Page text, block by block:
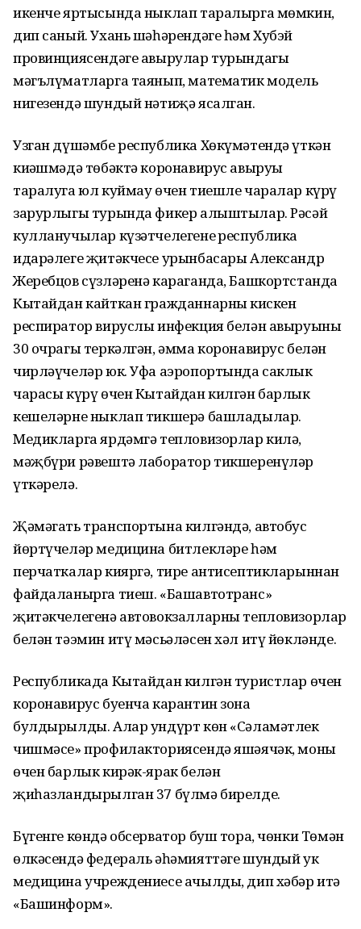
икенче яртысында ныклап таралырга мөмкин,
дип саный. Ухань шәһәрендәге һәм Хубэй
провинциясендәге авырулар турындагы
мәгълүматларга таянып, математик модель
нигезендә шундый нәтиҗә ясалган.
Узган дүшәмбе республика Хөкүмәтендә үткән
киңәшмәдә төбәктә коронавирус авыруы
таралуга юл куймау өчен тиешле чаралар күрү
зарурлыгы турында фикер алыштылар. Рәсәй
кулланучылар күзәтчелегенең республика
идарәлеге җитәкчесе урынбасары Александр
Жеребцов сүзләренә караганда, Башкортстанда
Кытайдан кайткан гражданнарның кискен
респиратор вируслы инфекция белән авыруының
30 очрагы теркәлгән, әмма коронавирус белән
чирләүчеләр юк. Уфа аэропортында саклык
чарасы күрү өчен Кытайдан килгән барлык
кешеләрне ныклап тикшерә башладылар.
Медикларга ярдәмгә тепловизорлар килә,
мәҗбүри рәвештә лаборатор тикшеренүләр
үткәрелә.
Җәмәгать транспортына килгәндә, автобус
йөртүчеләр медицина битлекләре һәм
перчаткалар кияргә, тире антисептикларыннан
файдаланырга тиеш. «Башавтотранс»
җитәкчелегенә автовокзалларны тепловизорлар
белән тәэмин итү мәсьәләсен хәл итү йөкләнде.
Республикада Кытайдан килгән туристлар өчен
коронавирус буенча карантин зона
булдырылды. Алар ундүрт көн «Сәламәтлек
чишмәсе» профилакториясендә яшәячәк, моның
өчен барлык кирәк-ярак белән
җиһазландырылган 37 бүлмә бирелде.
Бүгенге көндә обсерватор буш тора, чөнки Төмән
өлкәсендә федераль әһәмияттәге шундый ук
медицина учреждениесе ачылды, дип хәбәр итә
«Башинформ».